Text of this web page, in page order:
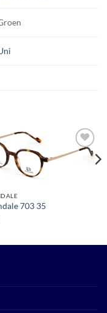
Toevoegen
703 35